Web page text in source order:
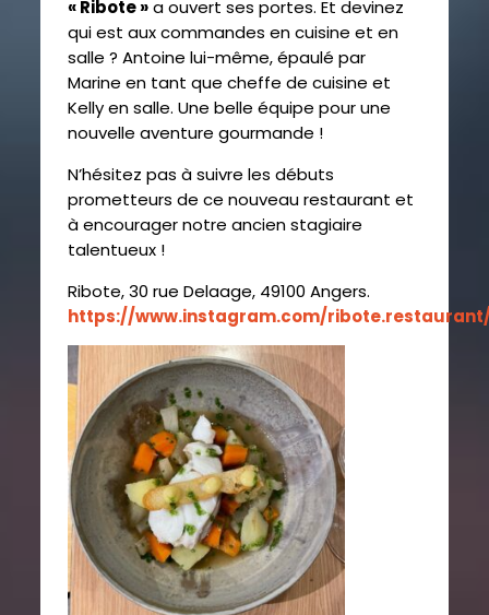
« Ribote »a ouvert ses portes. Et devinez
qui est aux commandes en cuisine et en
salle ? Antoine lui-même, épaulé par
Marine en tant que cheffe de cuisine et
Kelly en salle. Une belle équipe pour une
nouvelle aventure gourmande !
N’hésitez pas à suivre les débuts
prometteurs de ce nouveau restaurant et
à encourager notre ancien stagiaire
talentueux !
Ribote, 30 rue Delaage, 49100 Angers.
https://www.instagram.com/